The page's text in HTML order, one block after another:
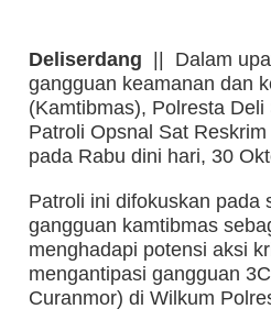
Deliserdang || Dalam
gangguan keamanan dan
(Kamtibmas), Polresta
Patroli Opsnal Sat
pada Rabu dini hari, 30
Patroli ini difokuskan pada
gangguan kamtibmas
menghadapi potensi aksi
mengantipasi gangguan
Curanmor) di Wilkum